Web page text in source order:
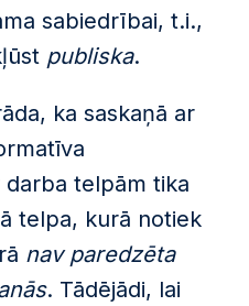
sabiedrībai, t.i.,
publiska.
ka saskaņā ar
telpām tika
telpa, kurā notiek
nav paredzēta
. Tādējādi, lai